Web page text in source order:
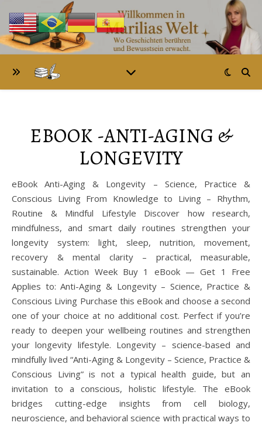
EBOOK -ANTI-AGING &
LONGEVITY
eBook Anti-Aging & Longevity – Science, Practice &
Conscious Living From Knowledge to Living – Rhythm,
Routine & Mindful Lifestyle Discover how research,
mindfulness, and smart daily routines strengthen your
longevity system: light, sleep, nutrition, movement,
recovery & mental clarity – practical, measurable,
sustainable. Action Week Buy 1 eBook — Get 1 Free
Applies to: Anti-Aging & Longevity – Science, Practice &
Conscious Living Purchase this eBook and choose a second
one of your choice at no additional cost. Perfect if you’re
ready to deepen your wellbeing routines and strengthen
your longevity lifestyle. Longevity – science-based and
mindfully lived “Anti-Aging & Longevity – Science, Practice &
Conscious Living” is not a typical health guide, but an
invitation to a conscious, holistic lifestyle. The eBook
bridges cutting-edge insights from cell biology,
neuroscience, and behavioral science with practical ways to